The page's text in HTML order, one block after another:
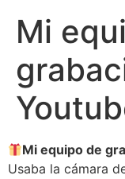
Mi
Mi equipo de
Usaba la cámara